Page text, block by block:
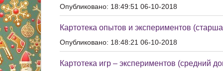
Опубликовано: 18:49:51 06-10-2018
Картотека опытов и экспериментов
Опубликовано: 18:48:21 06-10-2018
Картотека игр – экспериментов (средний